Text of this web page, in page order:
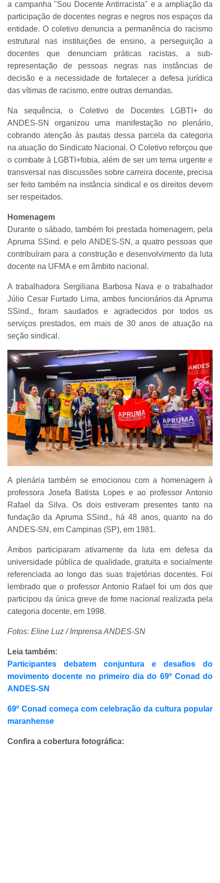
a campanha "Sou Docente Antirracista" e a ampliação da
participação de docentes negras e negros nos espaços da
entidade. O coletivo denuncia a permanência do racismo
estrutural nas instituições de ensino, a perseguição a
docentes que denunciam práticas racistas, a sub-
representação de pessoas negras nas instâncias de
decisão e a necessidade de fortalecer a defesa jurídica
das vítimas de racismo, entre outras demandas.
Na sequência, o Coletivo de Docentes LGBTI+ do
ANDES-SN organizou uma manifestação no plenário,
cobrando atenção às pautas dessa parcela da categoria
na atuação do Sindicato Nacional. O Coletivo reforçou que
o combate à LGBTI+fobia, além de ser um tema urgente e
transversal nas discussões sobre carreira docente, precisa
ser feito também na instância sindical e os direitos devem
ser respeitados.
Homenagem
Durante o sábado, também foi prestada homenagem, pela
Apruma SSind. e pelo ANDES-SN, a quatro pessoas que
contribuíram para a construção e desenvolvimento da luta
docente na UFMA e em âmbito nacional.
A trabalhadora Sergiliana Barbosa Nava e o trabalhador
Júlio Cesar Furtado Lima, ambos funcionários da Apruma
SSind., foram saudados e agradecidos por todos os
serviços prestados, em mais de 30 anos de atuação na
seção sindical.
A plenária também se emocionou com a homenagem à
professora Josefa Batista Lopes e ao professor Antonio
Rafael da Silva. Os dois estiveram presentes tanto na
fundação da Apruma SSind., há 48 anos, quanto na do
ANDES-SN, em Campinas (SP), em 1981.
Ambos participaram ativamente da luta em defesa da
universidade pública de qualidade, gratuita e socialmente
referenciada ao longo das suas trajetórias docentes. Foi
lembrado que o professor Antonio Rafael foi um dos que
participou da única greve de fome nacional realizada pela
categoria docente, em 1998.
Fotos: Eline Luz / Imprensa ANDES-SN
Leia também:
Participantes debatem conjuntura e desafios do
movimento docente no primeiro dia do 69º Conad do
ANDES-SN
69º Conad começa com celebração da cultura popular
maranhense
Confira a cobertura fotográfica: